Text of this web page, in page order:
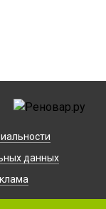
данных